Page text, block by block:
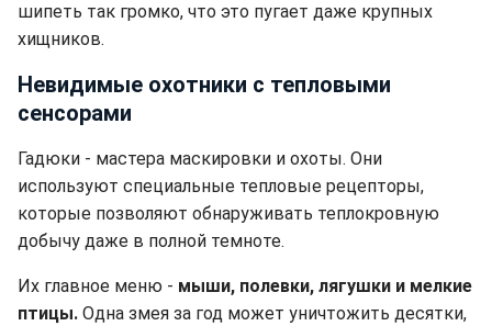
шипеть так громко, что это пугает даже крупных
хищников.
Невидимые охотники с тепловыми
сенсорами
Гадюки - мастера маскировки и охоты. Они
используют специальные тепловые рецепторы,
которые позволяют обнаруживать теплокровную
добычу даже в полной темноте.
Их главное меню - мыши, полевки, лягушки и мелкие
птицы. Одна змея за год может уничтожить десятки,